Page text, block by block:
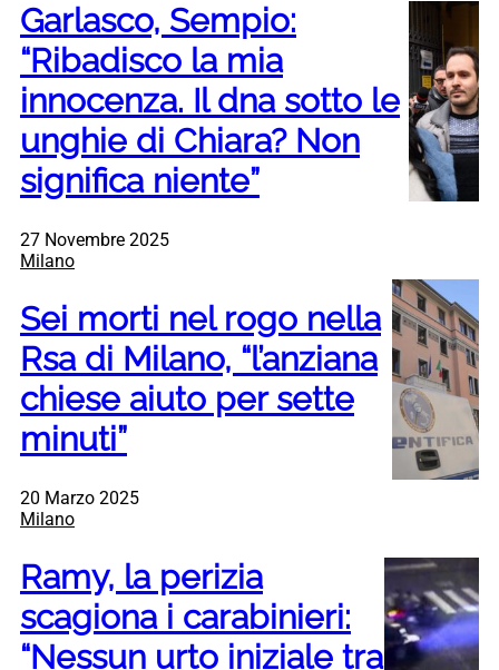
Garlasco, Sempio:
“Ribadisco la mia
innocenza. Il dna sotto le
unghie di Chiara? Non
significa niente”
27 Novembre 2025
Milano
Sei morti nel rogo nella
Rsa di Milano, “l’anziana
chiese aiuto per sette
minuti”
20 Marzo 2025
Milano
Ramy, la perizia
scagiona i carabinieri:
“Nessun urto iniziale tra